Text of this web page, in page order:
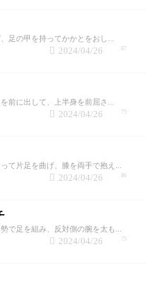
足の甲を持ってかかとをおし...
87
2024/04/26
前に出して、上半身を前屈さ...
75
2024/04/26
て片足を曲げ、膝を両手で抱え...
86
2024/04/26
で足を組み、反対側の腕を太も...
75
2024/04/26